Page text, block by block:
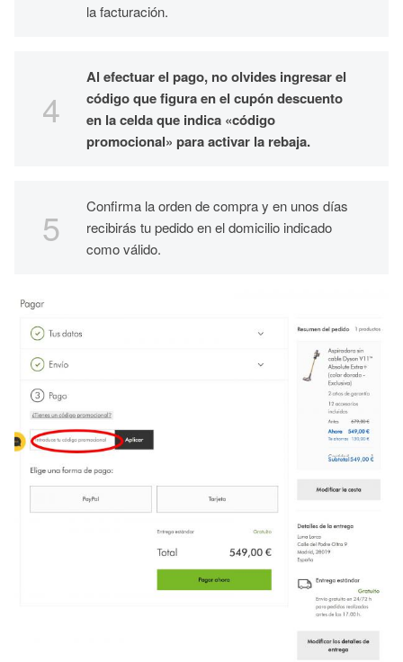
la facturación.
Al efectuar el pago, no olvides ingresar el
código que figura en el cupón descuento
en la celda que indica «código
promocional» para activar la rebaja.
Confirma la orden de compra y en unos días
recibirás tu pedido en el domicilio indicado
como válido.